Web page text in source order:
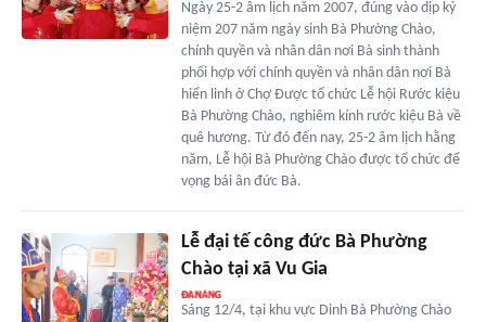
Ngày 25-2 âm lịch năm 2007, đúng vào dịp kỷ
niệm 207 năm ngày sinh Bà Phường Chào,
chính quyền và nhân dân nơi Bà sinh thành
phối hợp với chính quyền và nhân dân nơi Bà
hiển linh ở Chợ Được tổ chức Lễ hội Rước kiệu
Bà Phường Chào, nghiêm kính rước kiệu Bà về
quê hương. Từ đó đến nay, 25-2 âm lịch hằng
năm, Lễ hội Bà Phường Chào được tổ chức để
vọng bái ân đức Bà.
Lễ đại tế công đức Bà Phường
Chào tại xã Vu Gia
Sáng 12/4, tại khu vực Dinh Bà Phường Chào